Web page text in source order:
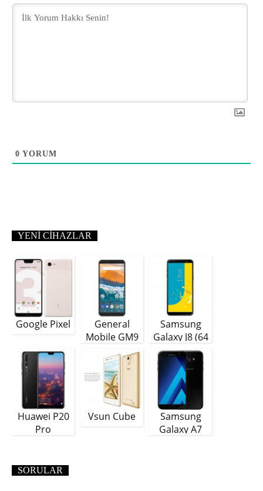
0 YORUM
YENI CIHAZLAR
Google Pixel
General
Mobile GM9
Samsung
Galaxy J8 (64
GB)
Huawei P20
Pro
Vsun Cube
Samsung
Galaxy A7
SORULAR